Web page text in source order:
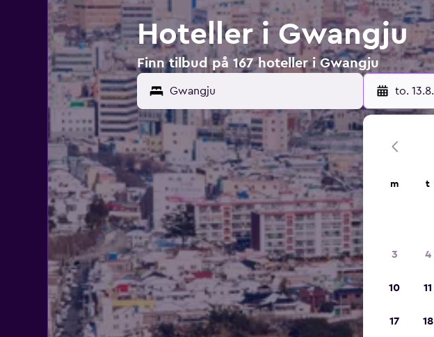
Hoteller i Gwangju
Finn tilbud på 167 hoteller i Gwangju
to. 13.8.
m t
3 4
10 11
17 18